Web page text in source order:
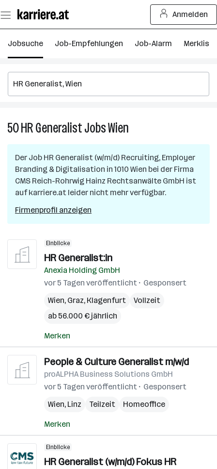
Seiteninhalt
springen
Anmelden
Jobsuche Job-Empfehlungen Job-Alarm Merkliste
50HR GeneralistJobsWien
Jobs
in
Wien
Der Job HR Generalist (w/m/d) Recruiting, Employer
Branding & Digitalisation in 1010 Wien bei der Firma
CMS Reich-Rohrwig Hainz Rechtsanwälte GmbH ist
auf karriere.at leider nicht mehr verfügbar.
Firmenprofil anzeigen
Einblicke
HR Generalist:in
Anexia Holding GmbH
vor 5 Tagen veröffentlicht
Gesponsert
Wien, Graz, Klagenfurt
Vollzeit
ab 56.000 € jährlich
Merken
People & Culture Generalist m/w/d
proALPHA Business Solutions GmbH
vor 5 Tagen veröffentlicht
Gesponsert
Wien, Linz Teilzeit Homeoffice
Merken
Einblicke
HR Generalist (w/m/d) Fokus HR